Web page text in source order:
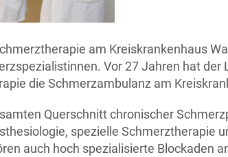
am Kreiskrankenhaus
Vor 27 Jahren hat
die Schmerzambulanz am
Querschnitt chronischer
spezielle Schmerztherapie
auch hoch spezialisierte Blockaden